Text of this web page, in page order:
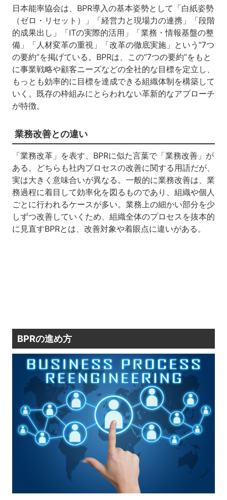
日本能率協会は、BPR導入の基本姿勢として「白紙姿勢
（ゼロ・リセット）」「経営力と現場力の連携」「段階
的成果出し」「ITの実際的活用」「業務・情報基盤の整
備」「人材変革の重視」「改革の徹底実施」という”7つ
の要約”を掲げている。BPRは、この”7つの要約”をもと
に事業戦略や顧客ニーズなどの全社的な目標を定立し、
もっとも効率的に目標を達成できる組織体制を構築して
いく。既存の枠組みにとらわれない革新的なアプローチ
が特徴。
業務改善との違い
「業務改革」を表す、BPRに似た言葉で「業務改善」が
ある。どちらも社内プロセスの改善に関する用語だが、
実は大きく意味合いが異なる。一般的に業務改善は、業
務過程に着目して効率化を図るものであり、組織や個人
ごとに行われるケースが多い。業務上の細かい部分を少
しずつ改善していくため、組織全体のプロセスを抜本的
に見直すBPRとは、改善対象や着眼点に違いがある。
BPRの進め方